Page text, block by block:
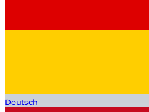
Deutsch